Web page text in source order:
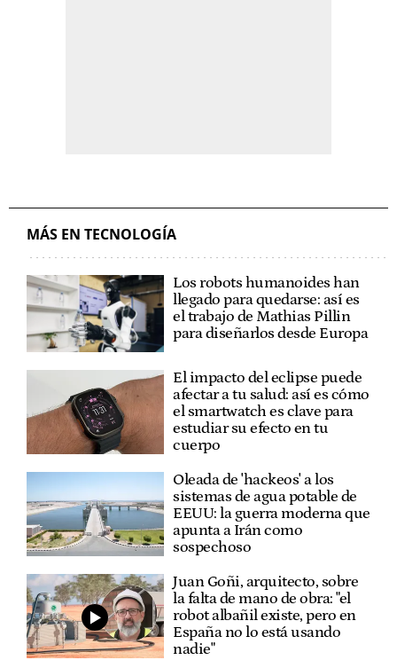
MÁS EN TECNOLOGÍA
Los robots humanoides han
llegado para quedarse: así es
el trabajo de Mathias Pillin
para diseñarlos desde Europa
El impacto del eclipse puede
afectar a tu salud: así es cómo
el smartwatch es clave para
estudiar su efecto en tu
cuerpo
Oleada de 'hackeos' a los
sistemas de agua potable de
EEUU: la guerra moderna que
apunta a Irán como
sospechoso
Juan Goñi, arquitecto, sobre
la falta de mano de obra: "el
robot albañil existe, pero en
España no lo está usando
nadie"